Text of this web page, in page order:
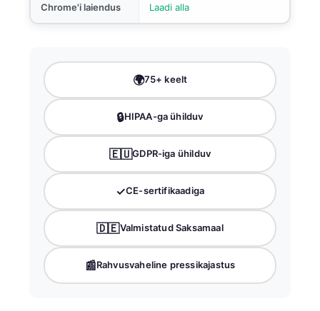
Chrome'i laiendus Laadi alla
🌍75+ keelt
🔒HIPAA-ga ühilduv
🇪🇺GDPR-iga ühilduv
✓CE-sertifikaadiga
🇩🇪Valmistatud Saksamaal
📰Rahvusvaheline pressikajastus